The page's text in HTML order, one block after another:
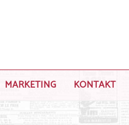
MARKETING KONTAKT